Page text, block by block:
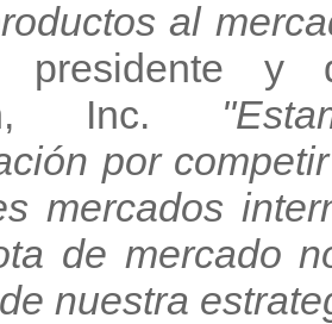
al
presidente y
Inc.
por
mercados
de mercado
nuestra